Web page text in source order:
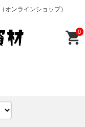
オンラインショップ）
0